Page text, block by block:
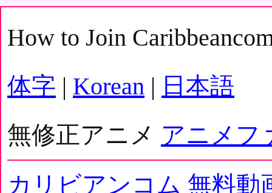
How to Join
体字 | Korean | 日本語
無修正アニメ アニメフ
カリビアンコム 無料動